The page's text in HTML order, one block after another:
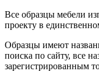
Все образцы мебели
проекту в
Образцы имеют
поиска по сайту, все
зарегистрированным